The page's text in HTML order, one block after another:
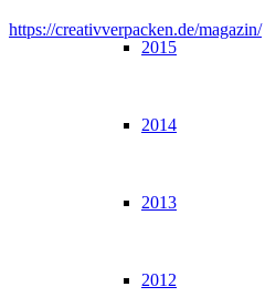
2015
2014
2013
2012
https://creativverpacken.de/magazin/